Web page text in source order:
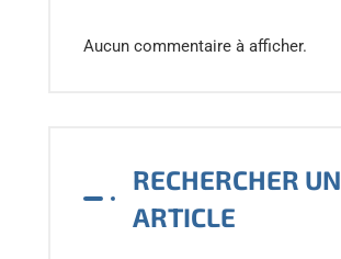
Aucun commentaire à afficher.
RECHERCHER UN
ARTICLE